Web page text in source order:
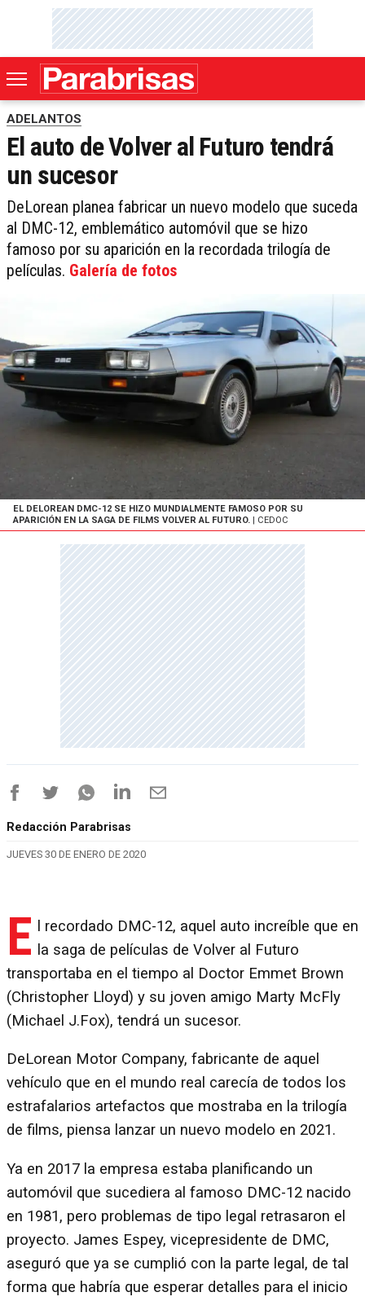
ADELANTOS
El auto de Volver al Futuro tendrá
un sucesor
DeLorean planea fabricar un nuevo modelo que suceda
al DMC-12, emblemático automóvil que se hizo
famoso por su aparición en la recordada trilogía de
películas. Galería de fotos
EL DELOREAN DMC-12 SE HIZO MUNDIALMENTE FAMOSO POR SU
APARICIÓN EN LA SAGA DE FILMS VOLVER AL FUTURO. | CEDOC
Redacción Parabrisas
JUEVES 30 DE ENERO DE 2020
E
l recordado DMC-12, aquel auto increíble que en
la saga de películas de Volver al Futuro
transportaba en el tiempo al Doctor Emmet Brown
(Christopher Lloyd) y su joven amigo Marty McFly
(Michael J.Fox), tendrá un sucesor.
DeLorean Motor Company, fabricante de aquel
vehículo que en el mundo real carecía de todos los
estrafalarios artefactos que mostraba en la trilogía
de films, piensa lanzar un nuevo modelo en 2021.
Ya en 2017 la empresa estaba planificando un
automóvil que sucediera al famoso DMC-12 nacido
en 1981, pero problemas de tipo legal retrasaron el
proyecto. James Espey, vicepresidente de DMC,
aseguró que ya se cumplió con la parte legal, de tal
forma que habría que esperar detalles para el inicio